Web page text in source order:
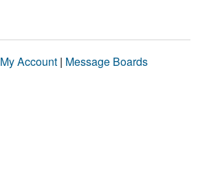
My Account | Message Boards